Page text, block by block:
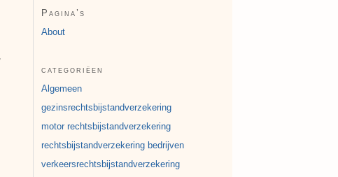
Pagina’s
About
categoriëen
Algemeen
gezinsrechtsbijstandverzekering
motor rechtsbijstandverzekering
rechtsbijstandverzekering bedrijven
verkeersrechtsbijstandverzekering